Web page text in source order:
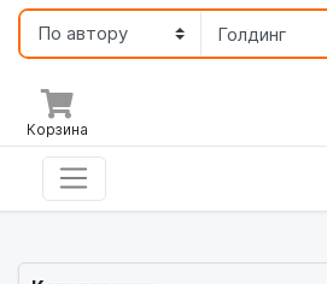
Корзина